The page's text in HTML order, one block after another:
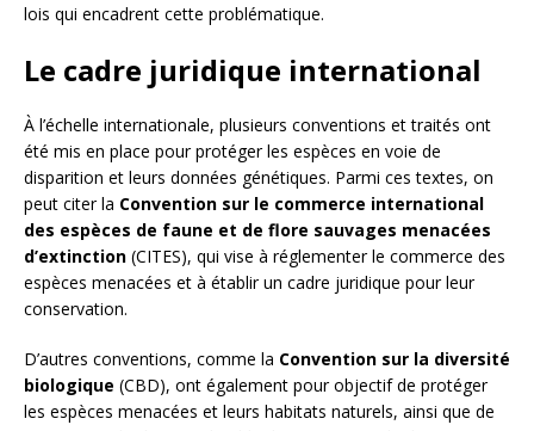
lois qui encadrent cette problématique.
Le cadre juridique international
À l’échelle internationale, plusieurs conventions et traités ont
été mis en place pour protéger les espèces en voie de
disparition et leurs données génétiques. Parmi ces textes, on
peut citer la Convention sur le commerce international
des espèces de faune et de flore sauvages menacées
d’extinction (CITES), qui vise à réglementer le commerce des
espèces menacées et à établir un cadre juridique pour leur
conservation.
D’autres conventions, comme la Convention sur la diversité
biologique (CBD), ont également pour objectif de protéger
les espèces menacées et leurs habitats naturels, ainsi que de